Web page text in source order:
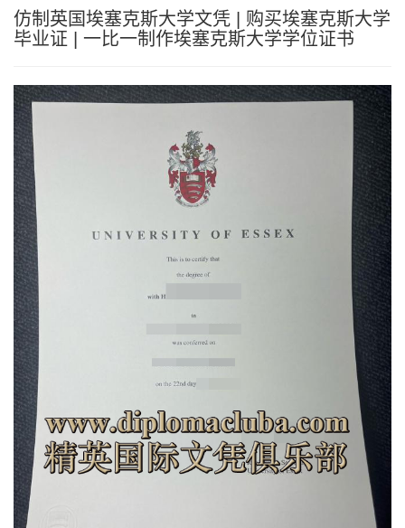
仿制英国埃塞克斯大学文凭 | 购买埃塞克斯大学
毕业证 | 一比一制作埃塞克斯大学学位证书